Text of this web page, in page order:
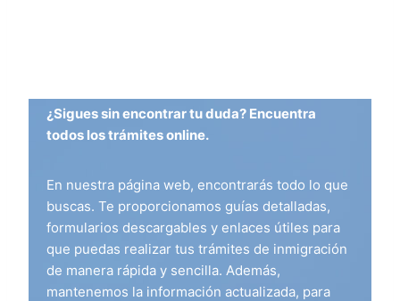
¿Sigues sin encontrar tu duda? Encuentra
todos los trámites online.
En nuestra página web, encontrarás todo lo que
buscas. Te proporcionamos guías detalladas,
formularios descargables y enlaces útiles para
que puedas realizar tus trámites de inmigración
de manera rápida y sencilla. Además,
mantenemos la información actualizada, para